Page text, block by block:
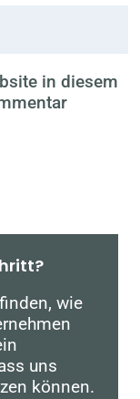
in diesem
wie
uns
können.